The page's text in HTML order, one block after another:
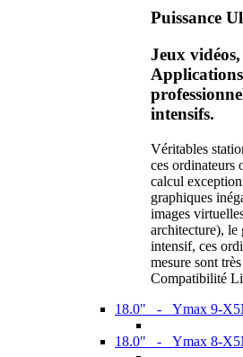
Puissance
Jeux
intensifs.
Véritables
ces ordinateurs
calcul
graphiques
images
architecture), le
intensif, ces
mesure sont
Compatibilité
18.0" - Ymax 9-
18.0" - Ymax 8-